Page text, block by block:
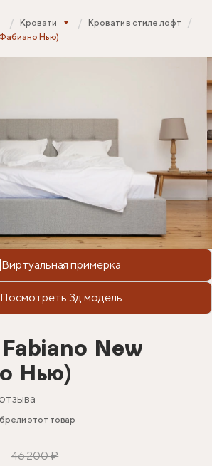
Кровати
Кровати в стиле лофт
Нью)
Виртуальная примерка
Посмотреть 3д модель
New
Нью)
этот товар
46 200 ₽